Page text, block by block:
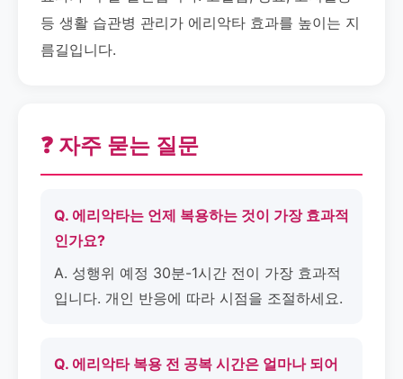
등 생활 습관병 관리가 에리악타 효과를 높이는 지
름길입니다.
❓ 자주 묻는 질문
Q. 에리악타는 언제 복용하는 것이 가장 효과적
인가요?
A. 성행위 예정 30분-1시간 전이 가장 효과적
입니다. 개인 반응에 따라 시점을 조절하세요.
Q. 에리악타 복용 전 공복 시간은 얼마나 되어